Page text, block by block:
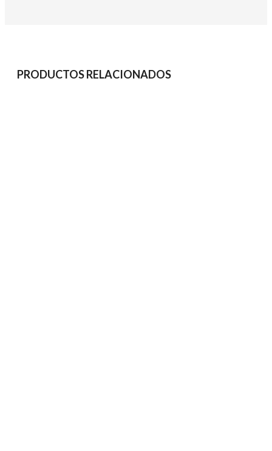
PRODUCTOS RELACIONADOS